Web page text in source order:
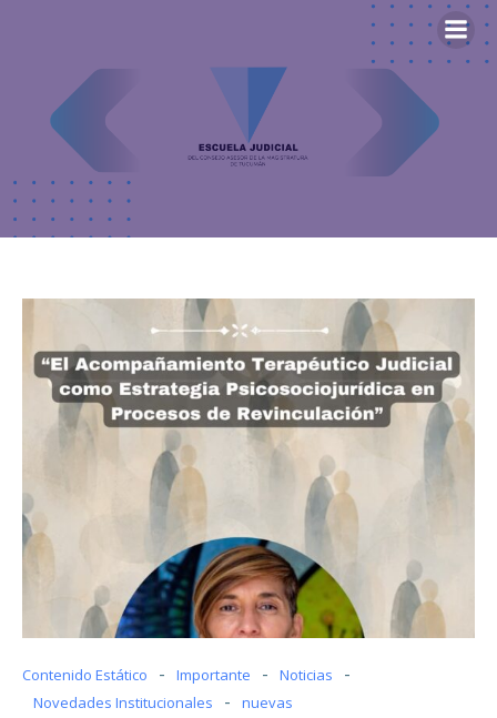
Contenido Estático - Importante - Noticias -
Novedades Institucionales -
nuevas